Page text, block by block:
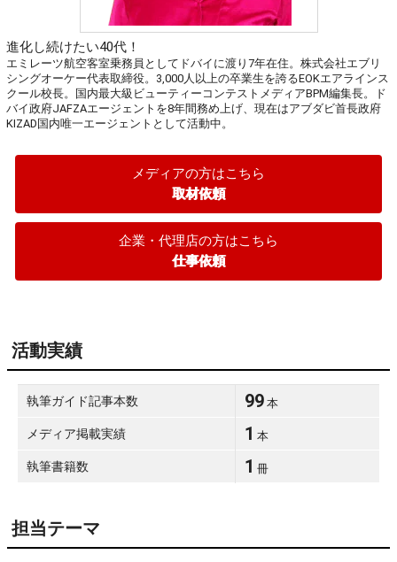
進化し続けたい40代！
エミレーツ航空客室乗務員としてドバイに渡り7年在住。株式会社エブリ
シングオーケー代表取締役。3,000人以上の卒業生を誇るEOKエアラインス
クール校長。国内最大級ビューティーコンテストメディアBPM編集長。ド
バイ政府JAFZAエージェントを8年間務め上げ、現在はアブダビ首長政府
KIZAD国内唯一エージェントとして活動中。
メディアの方はこちら
取材依頼
企業・代理店の方はこちら
仕事依頼
活動実績
執筆ガイド記事本数 99 本
メディア掲載実績 1 本
執筆書籍数 1 冊
担当テーマ